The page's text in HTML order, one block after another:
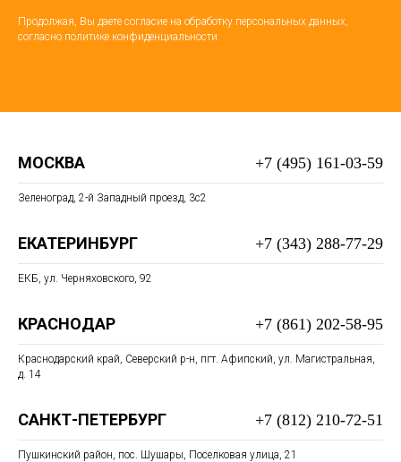
Продолжая, Вы даете согласие на обработку персональных данных,
согласно политике конфиденциальности
МОСКВА +7 (495) 161-03-59
Зеленоград, 2-й Западный проезд, 3c2
ЕКАТЕРИНБУРГ +7 (343) 288-77-29
ЕКБ, ул. Черняховского, 92
КРАСНОДАР +7 (861) 202-58-95
Краснодарский край, Северский р-н, пгт. Афипский, ул. Магистральная,
д. 14
САНКТ-ПЕТЕРБУРГ +7 (812) 210-72-51
Пушкинский район, пос. Шушары, Поселковая улица, 21